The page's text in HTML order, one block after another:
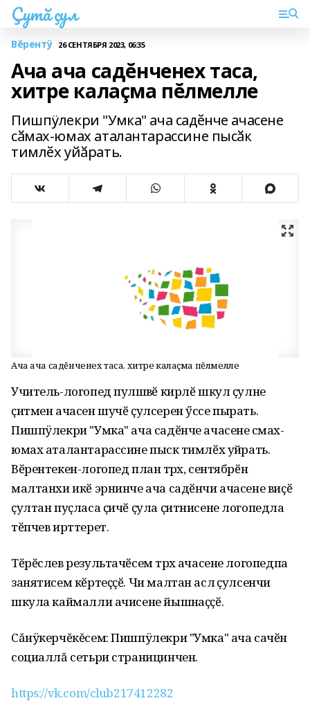
Çутă çул
Вĕрентÿ 26 СЕНТЯБРЯ 2023, 06:35
Ача ача садĕнченех таса,
хитре калаçма пĕлмелле
Пишпÿлекри "Умка" ача садӗнче ачасене
сӑмах-юмах аталантарассине пысӑк
тимлӗх уйӑрать.
Ача ача садĕнченех таса, хитре калаçма пĕлмелле
Учитель-логопед пулӑшӑвӗ кирлӗ шкул ҫулне
ҫитмен ачасен шучӗ ҫулсерен ӳссе пырать.
Пишпÿлекри "Умка" ача садӗнче ачасене сӑмах-
юмах аталантарассине пысӑк тимлӗх уйӑрать.
Вӗрентекен-логопед план тӑрӑх, сентябрӗн
малтанхи икӗ эрнинче ача садӗнчи ачасене виҫӗ
ҫултан пуҫласа ҫичӗ ҫула ҫитнисене логопедла
тӗпчев ирттерет.
Тӗрӗслев результачӗсем тӑрӑх ачасене логопедпа
занятисем кӗртеҫҫӗ. Чи малтан аслӑ ҫулсенчи
шкула каймалли ачисене йышӑнаҫҫӗ.
Сăнÿкерчĕкĕсем: Пишпÿлекри "Умка" ача сачӗн
социаллă сетьри страницинчен.
https://vk.com/club217412282